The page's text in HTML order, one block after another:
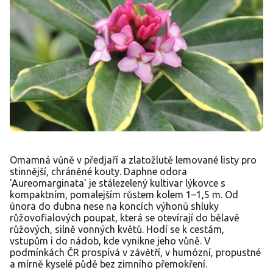
Omamná vůně v předjaří a zlatožlutě lemované listy pro
stinnější, chráněné kouty. Daphne odora
'Aureomarginata' je stálezelený kultivar lýkovce s
kompaktním, pomalejším růstem kolem 1–1,5 m. Od
února do dubna nese na koncích výhonů shluky
růžovofialových poupat, která se otevírají do bělavě
růžových, silně vonných květů. Hodí se k cestám,
vstupům i do nádob, kde vynikne jeho vůně. V
podmínkách ČR prospívá v závětří, v humózní, propustné
a mírně kyselé půdě bez zimního přemokření.